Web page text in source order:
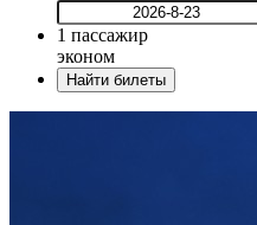
1 пассажир
эконом
Найти билеты